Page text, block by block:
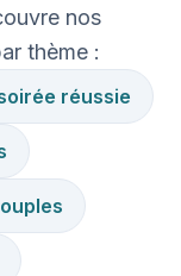
nos
thème :
réussie